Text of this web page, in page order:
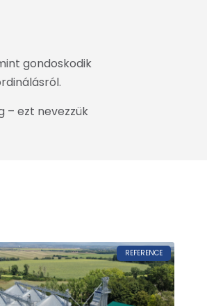
gondoskodik
– ezt nevezzük
REFERENCE